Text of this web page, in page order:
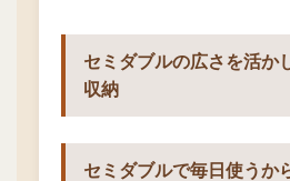
セミダブルの広さを活か
収納
セミダブルで毎日使うか